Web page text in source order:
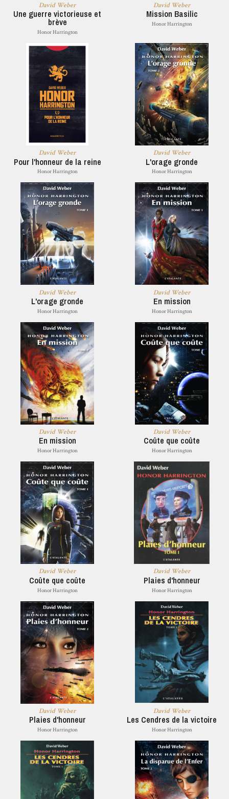
David Weber
Une guerre victorieuse et
brève
Honor Harrington
David Weber
Mission Basilic
Honor Harrington
David Weber
Pour l'honneur de la reine
Honor Harrington
David Weber
L'orage gronde
Honor Harrington
David Weber
L'orage gronde
Honor Harrington
David Weber
En mission
Honor Harrington
David Weber
En mission
Honor Harrington
David Weber
Coûte que coûte
Honor Harrington
David Weber
Coûte que coûte
Honor Harrington
David Weber
Plaies d'honneur
Honor Harrington
David Weber
Plaies d'honneur
Honor Harrington
David Weber
Les Cendres de la victoire
Honor Harrington